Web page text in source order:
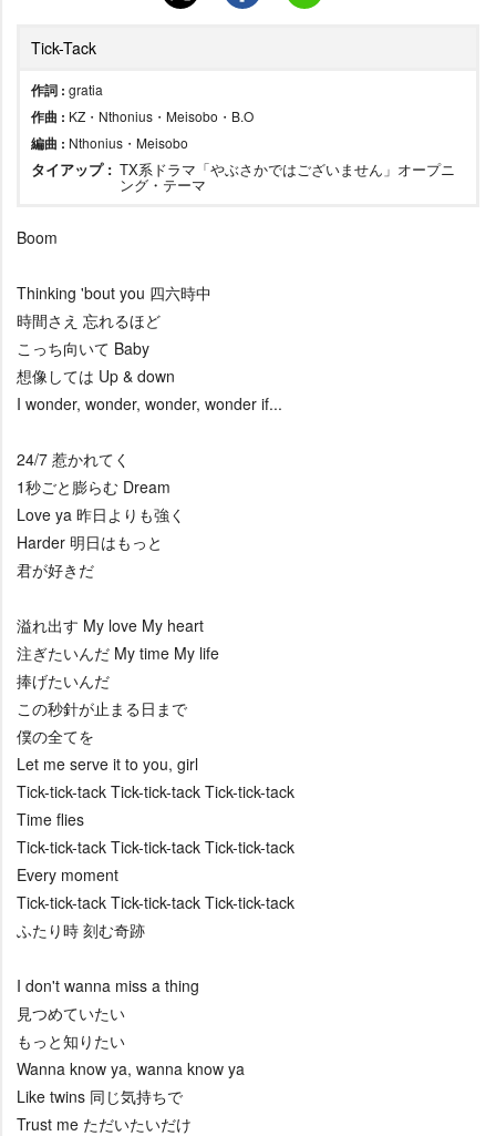
Tick-Tack
作詞 : gratia
作曲 : KZ・Nthonius・Meisobo・B.O
編曲 : Nthonius・Meisobo
タイアップ : TX系ドラマ「やぶさかではございません」オープニ
ング・テーマ
Boom
Thinking 'bout you 四六時中
時間さえ 忘れるほど
こっち向いて Baby
想像しては Up & down
I wonder, wonder, wonder, wonder if...
24/7 惹かれてく
1秒ごと膨らむ Dream
Love ya 昨日よりも強く
Harder 明日はもっと
君が好きだ
溢れ出す My love My heart
注ぎたいんだ My time My life
捧げたいんだ
この秒針が止まる日まで
僕の全てを
Let me serve it to you, girl
Tick-tick-tack Tick-tick-tack Tick-tick-tack
Time flies
Tick-tick-tack Tick-tick-tack Tick-tick-tack
Every moment
Tick-tick-tack Tick-tick-tack Tick-tick-tack
ふたり時 刻む奇跡
I don't wanna miss a thing
見つめていたい
もっと知りたい
Wanna know ya, wanna know ya
Like twins 同じ気持ちで
Trust me ただいたいだけ